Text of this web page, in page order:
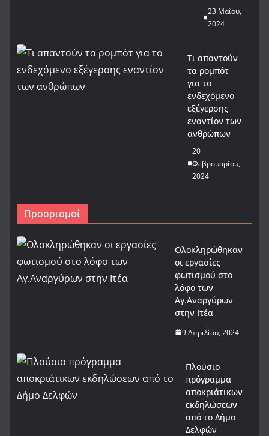
23 Μαΐου,
2024
Τι απαντούν
τα ρομπότ
για το
ενδεχόμενο
εξέγερσης
εναντίον των
ανθρώπων
20
Φεβρουαρίου,
2024
Προορισμοί
Ολοκληρώθηκαν
οι εργασίες
φωτισμού στο
λόφο των
Αγ.Αναργύρων
στην Ιτέα
9 Απριλίου, 2024
Πλούσιο
πρόγραμμα
αποκριάτικων
εκδηλώσεων
από το Δήμο
Δελφών